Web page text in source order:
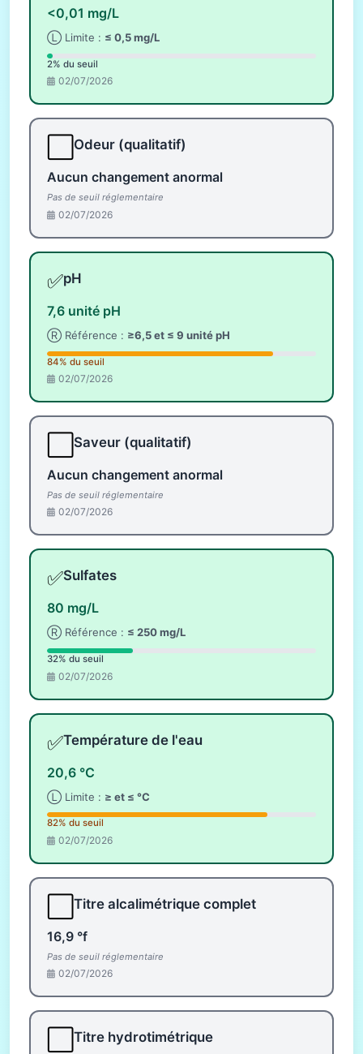
<0,01 mg/L
Ⓛ Limite : ≤ 0,5 mg/L
2% du seuil
02/07/2026
Odeur (qualitatif)
Aucun changement anormal
Pas de seuil réglementaire
02/07/2026
✅pH
7,6 unité pH
Ⓡ Référence : ≥6,5 et ≤ 9 unité pH
84% du seuil
02/07/2026
Saveur (qualitatif)
Aucun changement anormal
Pas de seuil réglementaire
02/07/2026
✅Sulfates
80 mg/L
Ⓡ Référence : ≤ 250 mg/L
32% du seuil
02/07/2026
✅Température de l'eau
20,6 °C
Ⓛ Limite : ≥ et ≤ °C
82% du seuil
02/07/2026
Titre alcalimétrique complet
16,9 °f
Pas de seuil réglementaire
02/07/2026
Titre hydrotimétrique